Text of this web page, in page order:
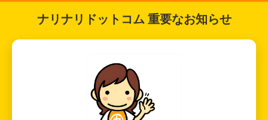
ナリナリドットコム 重要なお知らせ